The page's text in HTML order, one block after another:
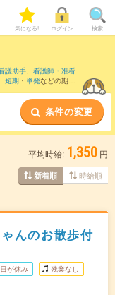
気になる! ログイン 検索
護助手、 看護師・准看
短期 ・ 単発などの期間
条件の変更
平均時給: 1,350 円
新着順 時給順
んのお散歩付
が休み 残業なし